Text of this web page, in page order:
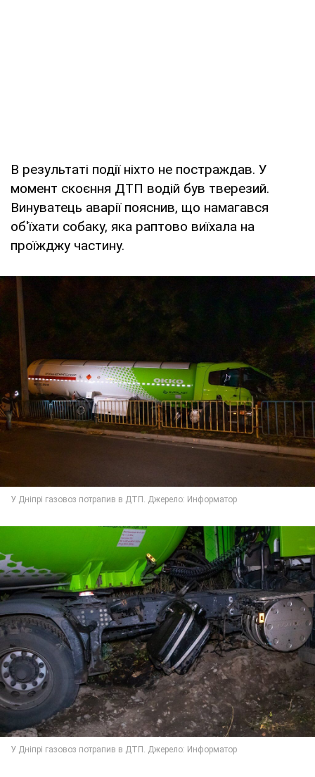
В результаті події ніхто не постраждав. У
момент скоєння ДТП водій був тверезий.
Винуватець аварії пояснив, що намагався
об'їхати собаку, яка раптово виїхала на
проїжджу частину.